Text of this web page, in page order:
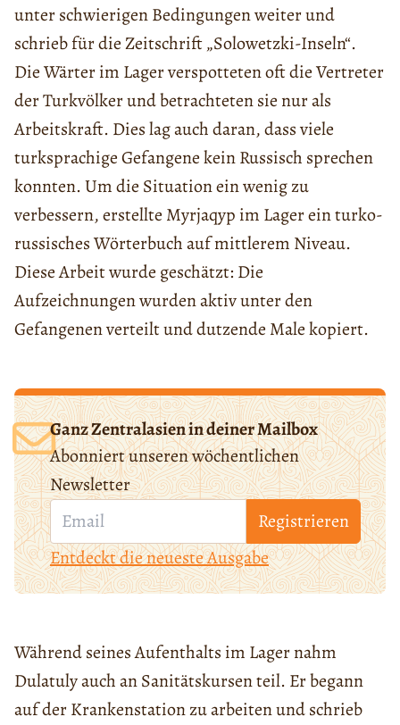
unter schwierigen Bedingungen weiter und
schrieb für die Zeitschrift „Solowetzki-Inseln“.
Die Wärter im Lager verspotteten oft die Vertreter
der Turkvölker und betrachteten sie nur als
Arbeitskraft. Dies lag auch daran, dass viele
turksprachige Gefangene kein Russisch sprechen
konnten. Um die Situation ein wenig zu
verbessern, erstellte Myrjaqyp im Lager ein turko-
russisches Wörterbuch auf mittlerem Niveau.
Diese Arbeit wurde geschätzt: Die
Aufzeichnungen wurden aktiv unter den
Gefangenen verteilt und dutzende Male kopiert.
Ganz Zentralasien in deiner Mailbox
Abonniert unseren wöchentlichen
Newsletter
Registrieren
Entdeckt die neueste Ausgabe
Während seines Aufenthalts im Lager nahm
Dulatuly auch an Sanitätskursen teil. Er begann
auf der Krankenstation zu arbeiten und schrieb